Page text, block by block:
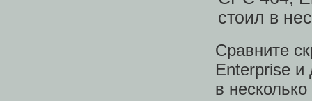
Сравните
Enterprise
в